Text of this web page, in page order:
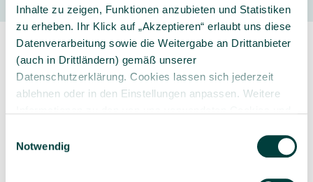
Inhalte zu zeigen, Funktionen anzubieten und Statistiken
zu erheben. Ihr Klick auf „Akzeptieren“ erlaubt uns diese
Datenverarbeitung sowie die Weitergabe an Drittanbieter
(auch in Drittländern) gemäß unserer
Datenschutzerklärung. Cookies lassen sich jederzeit
ablehnen oder in den Einstellungen anpassen. Weitere
schutz­erklärung
Notwendig
individuelle Beratung